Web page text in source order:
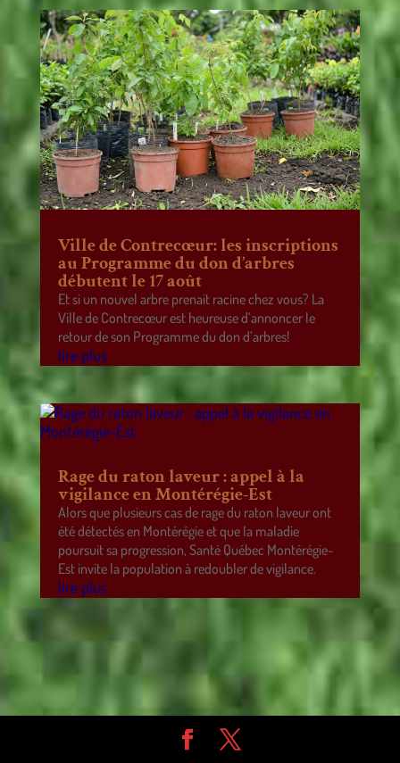
Ville de Contrecœur: les inscriptions
au Programme du don d’arbres
débutent le 17 août
Et si un nouvel arbre prenait racine chez vous? La
Ville de Contrecœur est heureuse d’annoncer le
retour de son Programme du don d’arbres!
lire plus
Rage du raton laveur : appel à la
vigilance en Montérégie-Est
Alors que plusieurs cas de rage du raton laveur ont
été détectés en Montérégie et que la maladie
poursuit sa progression, Santé Québec Montérégie-
Est invite la population à redoubler de vigilance.
lire plus